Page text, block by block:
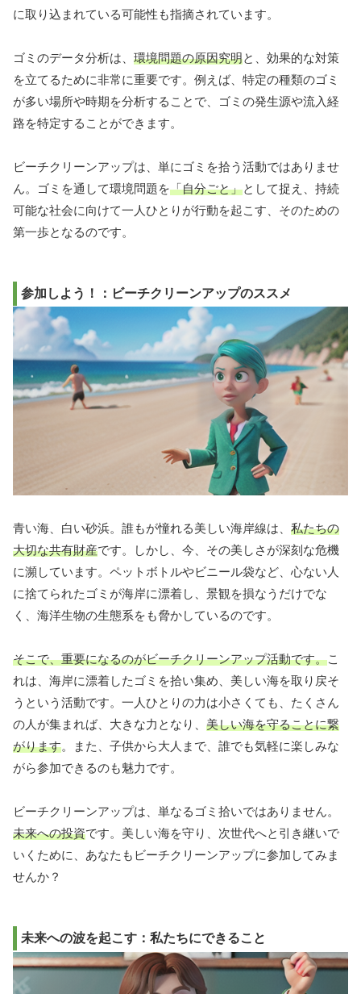
に取り込まれている可能性も指摘されています。
ゴミのデータ分析は、 環境問題の原因究明と、効果的な対策
を立てるために非常に重要です。例えば、特定の種類のゴミ
が多い場所や時期を分析することで、ゴミの発生源や流入経
路を特定することができます。
ビーチクリーンアップは、単にゴミを拾う活動ではありませ
ん。ゴミを通して環境問題を「自分ごと」として捉え、持続
可能な社会に向けて一人ひとりが行動を起こす、そのための
第一歩となるのです。
参加しよう！：ビーチクリーンアップのススメ
青い海、白い砂浜。誰もが憧れる美しい海岸線は、 私たちの
大切な共有財産です。しかし、今、その美しさが深刻な危機
に瀕しています。ペットボトルやビニール袋など、心ない人
に捨てられたゴミが海岸に漂着し、景観を損なうだけでな
く、海洋生物の生態系をも脅かしているのです。
そこで、重要になるのがビーチクリーンアップ活動です。こ
れは、海岸に漂着したゴミを拾い集め、美しい海を取り戻そ
うという活動です。一人ひとりの力は小さくても、たくさん
の人が集まれば、大きな力となり、 美しい海を守ることに繋
がります。また、子供から大人まで、誰でも気軽に楽しみな
がら参加できるのも魅力です。
ビーチクリーンアップは、単なるゴミ拾いではありません。
未来への投資です。美しい海を守り、次世代へと引き継いで
いくために、あなたもビーチクリーンアップに参加してみま
せんか？
未来への波を起こす：私たちにできること